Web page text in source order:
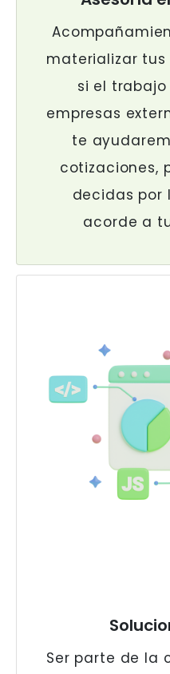
materializar
si el
empresas
te
cotizaciones,
decidas por
acorde a
Ser parte de la